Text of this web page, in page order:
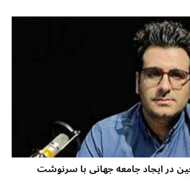
در ایجاد جامعه جهانی با سرنوشت